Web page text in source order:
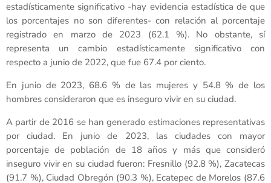
estadísticamente significativo -hay evidencia estadística de que
los porcentajes no son diferentes- con relación al porcentaje
registrado en marzo de 2023 (62.1 %). No obstante, sí
representa un cambio estadísticamente significativo con
respecto a junio de 2022, que fue 67.4 por ciento.
En junio de 2023, 68.6 % de las mujeres y 54.8 % de los
hombres consideraron que es inseguro vivir en su ciudad.
A partir de 2016 se han generado estimaciones representativas
por ciudad. En junio de 2023, las ciudades con mayor
porcentaje de población de 18 años y más que consideró
inseguro vivir en su ciudad fueron: Fresnillo (92.8 %), Zacatecas
(91.7 %), Ciudad Obregón (90.3 %), Ecatepec de Morelos (87.6